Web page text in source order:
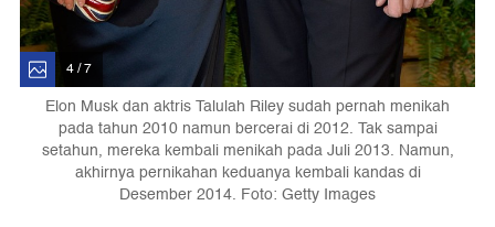
4 / 7
Elon Musk dan aktris Talulah Riley sudah pernah menikah
pada tahun 2010 namun bercerai di 2012. Tak sampai
setahun, mereka kembali menikah pada Juli 2013. Namun,
akhirnya pernikahan keduanya kembali kandas di
Desember 2014. Foto: Getty Images